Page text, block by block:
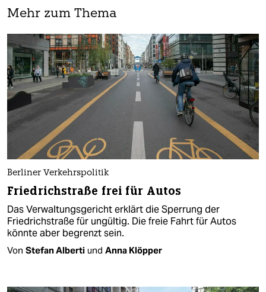
Mehr zum Thema
Berliner Verkehrspolitik
Friedrichstraße frei für Autos
Das Verwaltungsgericht erklärt die Sperrung der
Friedrichstraße für ungültig. Die freie Fahrt für Autos
könnte aber begrenzt sein.
Von Stefan Alberti und Anna Klöpper